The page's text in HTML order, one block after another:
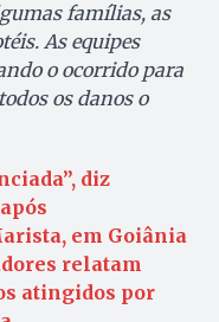
famílias, as
As equipes
o ocorrido para
os danos o
diz
em Goiânia
relatam
atingidos por